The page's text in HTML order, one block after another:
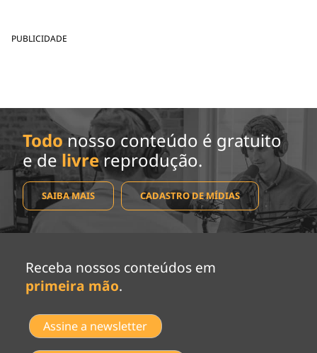
PUBLICIDADE
Todo nosso conteúdo é gratuito
e de livrereprodução.
SAIBA MAIS CADASTRO DE MÍDIAS
Receba nossos conteúdos em
primeira mão.
Assine a newsletter